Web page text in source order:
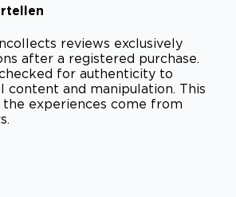
collects reviews exclusively
after a registered purchase.
for authenticity to
content and manipulation. This
experiences come from